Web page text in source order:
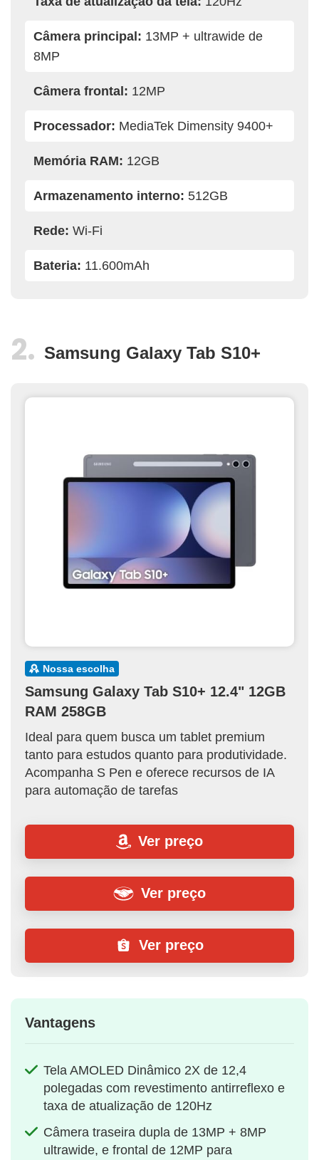
Câmera principal: 13MP + ultrawide de
8MP
Câmera frontal: 12MP
Processador: MediaTek Dimensity 9400+
Memória RAM: 12GB
Armazenamento interno: 512GB
Rede: Wi-Fi
Bateria: 11.600mAh
Samsung Galaxy Tab S10+
nossa escolha
Samsung Galaxy Tab S10+ 12.4" 12GB
RAM 258GB
Ideal para quem busca um tablet premium
tanto para estudos quanto para produtividade.
Acompanha S Pen e oferece recursos de IA
para automação de tarefas
Ver preço
Ver preço
Ver preço
Vantagens
Tela AMOLED Dinâmico 2X de 12,4
polegadas com revestimento antirreflexo e
taxa de atualização de 120Hz
Câmera traseira dupla de 13MP + 8MP
ultrawide, e frontal de 12MP para